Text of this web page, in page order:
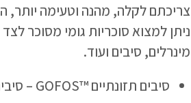
צריכתם לקלה, מהנה וטעימה יותר,
ניתן למצוא סוכריות גומי מסוכר
מינרלים, סיבים ועוד.
סיבים תזונתיים ™GOFOS – סיבים פרה-ביוטיים, פולידקסטרוז